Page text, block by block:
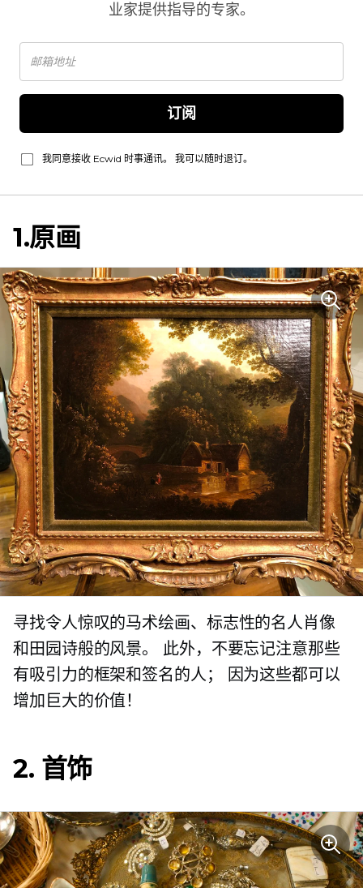
业家提供指导的专家。
订阅
我同意接收 Ecwid 时事通讯。 我可以随时退订。
1.原画
寻找令人惊叹的马术绘画、标志性的名人肖像
和田园诗般的风景。 此外，不要忘记注意那些
有吸引力的框架和签名的人； 因为这些都可以
增加巨大的价值！
2. 首饰